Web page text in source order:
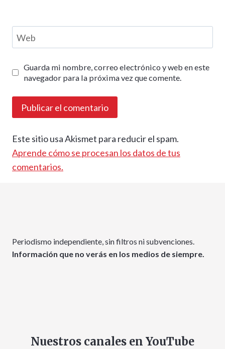
Web
Guarda mi nombre, correo electrónico y web en este
navegador para la próxima vez que comente.
Este sitio usa Akismet para reducir el spam.
Aprende cómo se procesan los datos de tus
comentarios.
Periodismo independiente, sin filtros ni subvenciones.
Información que no verás en los medios de siempre.
Nuestros canales en YouTube